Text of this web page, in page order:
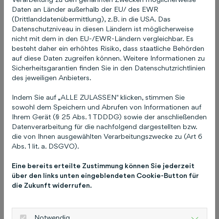
Fachprogramm sowie starkem Networking-
Fokus. Inhaltlich setzt die Messe gezielt auf E-
Mobilität, Digitalisierung und alternative
betriebliche Mobilitätslösungen. Trends wie
diese sind künftig entscheidend für ein
erfolgreiches betriebliches
Wissenstransfer rund um Brancheninnovationen
ist ebenso fester Bestandteil des
Messeprogramms wie umfangreiche Angebote
für Testfahrten. Das bfp FORUM richtet sich an
Fuhrpark- und Mobilitätsmanager, Einkäufer,
Dienstleister, Autohersteller und
Leasingunternehmen sowie mit
Frankfurt als neuem Messestandort stellt sich
Daten an Länder außerhalb der EU/ des EWR
(Drittlanddatenübermittlung), z.B. in die USA. Das
Datenschutzniveau in diesen Ländern ist möglicherweise
nicht mit dem in den EU-/EWR-Ländern vergleichbar. Es
besteht daher ein erhöhtes Risiko, dass staatliche Behörden
auf diese Daten zugreifen können. Weitere Informationen zu
Sicherheitsgarantien finden Sie in den Datenschutzrichtlinien
des jeweiligen Anbieters.
Indem Sie auf „ALLE ZULASSEN" klicken, stimmen Sie
sowohl dem Speichern und Abrufen von Informationen auf
Ihrem Gerät (§ 25 Abs. 1 TDDDG) sowie der anschließenden
Datenverarbeitung für die nachfolgend dargestellten bzw.
die von Ihnen ausgewählten Verarbeitungszwecke zu (Art 6
Abs. 1 lit. a. DSGVO).
Eine bereits erteilte Zustimmung können Sie jederzeit
über den links unten eingeblendeten Cookie-Button für
die Zukunft widerrufen.
Notwendig